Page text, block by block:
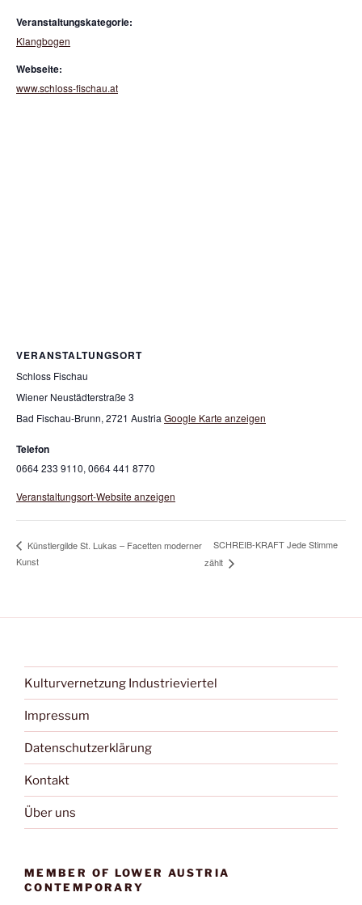
Veranstaltungskategorie:
Klangbogen
Webseite:
www.schloss-fischau.at
VERANSTALTUNGSORT
Schloss Fischau
Wiener Neustädterstraße 3
Bad Fischau-Brunn, 2721 Austria Google Karte anzeigen
Telefon
0664 233 9110, 0664 441 8770
Veranstaltungsort-Website anzeigen
Künstlergilde St. Lukas – Facetten moderner
Kunst
SCHREIB-KRAFT Jede Stimme
zählt
Kulturvernetzung Industrieviertel
Impressum
Datenschutzerklärung
Kontakt
Über uns
MEMBER OF LOWER AUSTRIA
CONTEMPORARY